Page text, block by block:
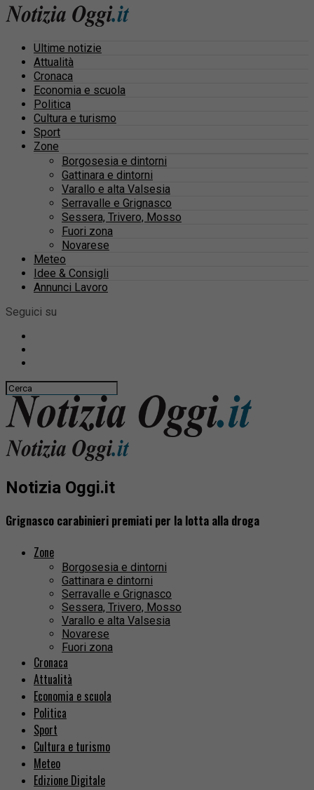
Ultime notizie
Attualità
Cronaca
Economia e scuola
Politica
Cultura e turismo
Sport
Zone
Borgosesia e dintorni
Gattinara e dintorni
Varallo e alta Valsesia
Serravalle e Grignasco
Sessera, Trivero, Mosso
Fuori zona
Novarese
Meteo
Idee & Consigli
Annunci Lavoro
Seguici su
Notizia Oggi.it
Grignasco carabinieri premiati per la lotta alla droga
Zone
Borgosesia e dintorni
Gattinara e dintorni
Serravalle e Grignasco
Sessera, Trivero, Mosso
Varallo e alta Valsesia
Novarese
Fuori zona
Cronaca
Attualità
Economia e scuola
Politica
Sport
Cultura e turismo
Meteo
Edizione Digitale